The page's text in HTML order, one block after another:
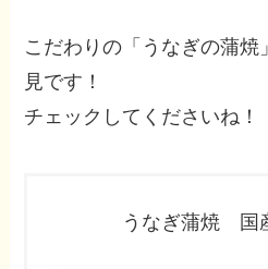
こだわりの「うなぎの蒲
見です！
チェックしてくださいね！
うなぎ蒲焼 国